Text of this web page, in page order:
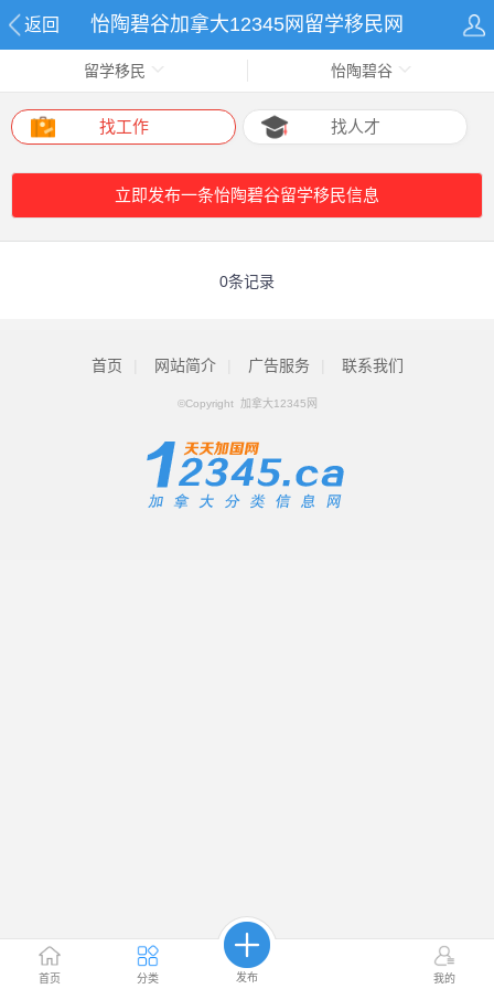
返回 怡陶碧谷加拿大12345网留学移民网
首页 分类 发布 我的
留学移民 怡陶碧谷
找工作 找人才
立即发布一条怡陶碧谷留学移民信息
0条记录
首页 网站简介 广告服务 联系我们
©Copyright 加拿大12345网